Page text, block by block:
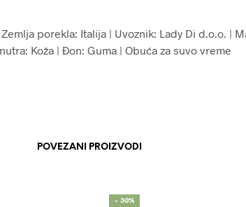
porekla: Italija | Uvoznik: Lady Di d.o.o. |
Koža | Đon: Guma | Obuća za suvo vreme
POVEZANI PROIZVODI
- 30%